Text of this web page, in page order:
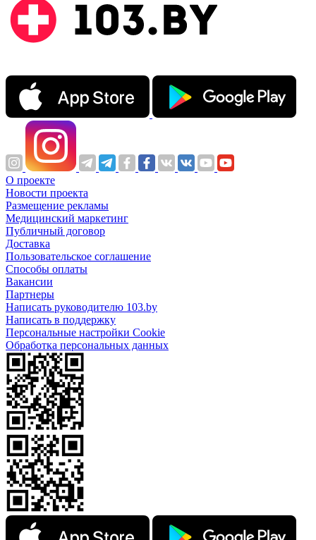
О проекте
Новости проекта
Размещение рекламы
Медицинский маркетинг
Публичный договор
Доставка
Пользовательское соглашение
Способы оплаты
Вакансии
Партнеры
Написать руководителю 103.by
Написать в поддержку
Персональные настройки Cookie
Обработка персональных данных